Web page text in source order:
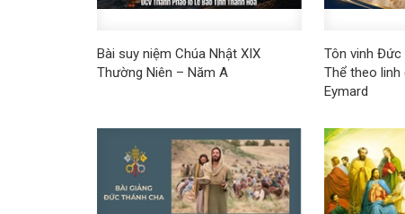
Bài suy niệm Chúa Nhật XIX
Thường Niên – Năm A
Tôn vinh Đức
Thể theo
Eymard